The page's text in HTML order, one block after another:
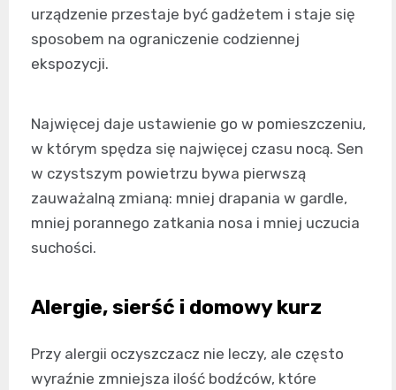
urządzenie przestaje być gadżetem i staje się
sposobem na ograniczenie codziennej
ekspozycji.
Najwięcej daje ustawienie go w pomieszczeniu,
w którym spędza się najwięcej czasu nocą. Sen
w czystszym powietrzu bywa pierwszą
zauważalną zmianą: mniej drapania w gardle,
mniej porannego zatkania nosa i mniej uczucia
suchości.
Alergie, sierść i domowy kurz
Przy alergii oczyszczacz nie leczy, ale często
wyraźnie zmniejsza ilość bodźców, które